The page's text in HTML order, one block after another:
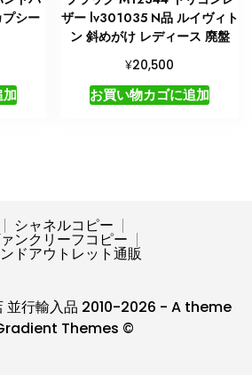
シー
ザー lv301035 N品 ルイヴィト
ン 斜めがけ レディース 廃盤
¥20,500
お買い物カゴに追加
シャネルコピー
ンクリーフコピー
ドアウトレット通販
並行輸入品 2010-2026 - A theme
Themes ©